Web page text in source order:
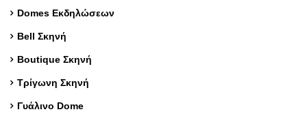
Domes Εκδηλώσεων
Bell Σκηνή
Boutique Σκηνή
Τρίγωνη Σκηνή
Γυάλινο Dome